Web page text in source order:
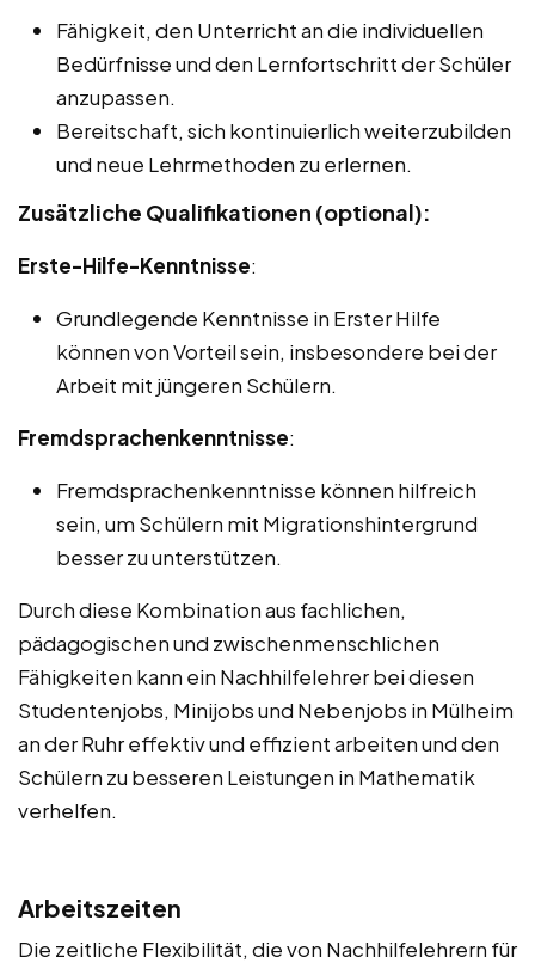
Fähigkeit, den Unterricht an die individuellen
Bedürfnisse und den Lernfortschritt der Schüler
anzupassen.
Bereitschaft, sich kontinuierlich weiterzubilden
und neue Lehrmethoden zu erlernen.
Zusätzliche Qualifikationen (optional):
Erste-Hilfe-Kenntnisse:
Grundlegende Kenntnisse in Erster Hilfe
können von Vorteil sein, insbesondere bei der
Arbeit mit jüngeren Schülern.
Fremdsprachenkenntnisse:
Fremdsprachenkenntnisse können hilfreich
sein, um Schülern mit Migrationshintergrund
besser zu unterstützen.
Durch diese Kombination aus fachlichen,
pädagogischen und zwischenmenschlichen
Fähigkeiten kann ein Nachhilfelehrer bei diesen
Studentenjobs, Minijobs und Nebenjobs in Mülheim
an der Ruhr effektiv und effizient arbeiten und den
Schülern zu besseren Leistungen in Mathematik
verhelfen.
Arbeitszeiten
Die zeitliche Flexibilität, die von Nachhilfelehrern für